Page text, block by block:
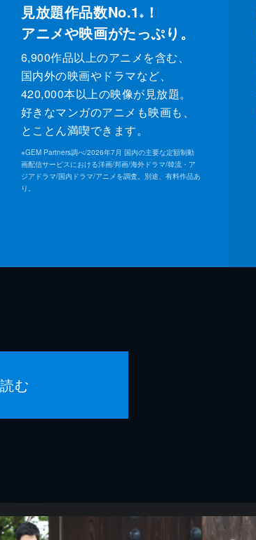
見放題作品数No.1 ※
！
アニメや映画がたっぷり。
6,900作品以上のアニメを含む、
国内外の映画やドラマなど、
420,000本以上の映像が見放題。
好きなマンガのアニメも映画も、
とことん満喫できます。
※GEM Partners調べ/2026年7⽉ 国内の主要な定額制動
画配信サービスにおける洋画/邦画/海外ドラマ/韓流・ア
ジアドラマ/国内ドラマ/アニメを調査。別途、有料作品あ
り。
む